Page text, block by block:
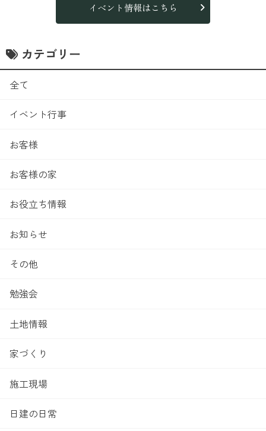
イベント情報はこちら
カテゴリー
全て
イベント行事
お客様
お客様の家
お役立ち情報
お知らせ
その他
勉強会
土地情報
家づくり
施工現場
日建の日常